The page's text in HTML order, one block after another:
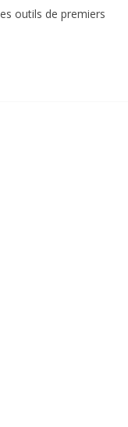
outils de premiers